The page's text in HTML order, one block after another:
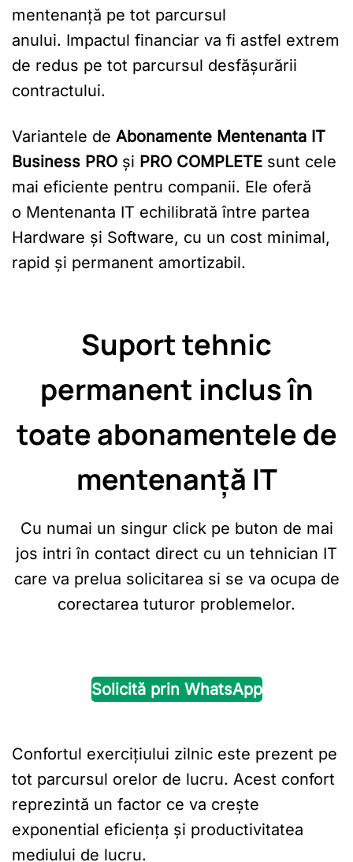
mentenanță pe tot parcursul
anului. Impactul financiar va fi astfel extrem
de redus pe tot parcursul desfășurării
contractului.
Variantele de Abonamente Mentenanta IT
Business PRO și PRO COMPLETE sunt cele
mai eficiente pentru companii. Ele oferă
o Mentenanta IT echilibrată între partea
Hardware și Software, cu un cost minimal,
rapid și permanent amortizabil.
Suport tehnic
permanent inclus în
toate abonamentele de
mentenanță IT
Cu numai un singur click pe buton de mai
jos intri în contact direct cu un tehnician IT
care va prelua solicitarea si se va ocupa de
corectarea tuturor problemelor.
Solicită prin WhatsApp
Confortul exercițiului zilnic este prezent pe
tot parcursul orelor de lucru. Acest confort
reprezintă un factor ce va crește
exponential eficiența și productivitatea
mediului de lucru.